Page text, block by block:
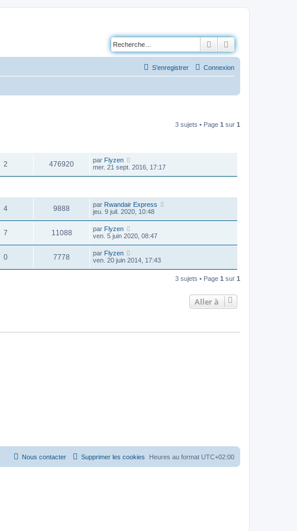
Rechercher
Connexion
S’enregistrer
3 sujets • Page 1 sur 1
2 476920 par Flyzen
mer. 21 sept. 2016, 17:17
4 9888 par Rwandair Express
jeu. 9 juil. 2020, 10:48
7 11088 par Flyzen
ven. 5 juin 2020, 08:47
0 7778 par Flyzen
ven. 20 juin 2014, 17:43
3 sujets • Page 1 sur 1
Aller à
Heures au format UTC+02:00
Supprimer les cookies
Nous contacter